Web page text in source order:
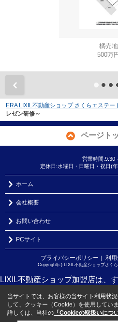
橘売地
500万
ERA LIXIL不動産ショップ さくらエステー
レゼン研修～
ページト
営業時間:9:30
定休日:水曜日・日曜日・祝日(
ホーム
会社概要
お問い合わせ
PCサイト
プライバシーポリシー ｜ 利
Copyright(c) LIXIL不動産ショップさく
LIXIL不動産ショップ加盟店は、
当サイトでは、お客様の当サイト利用状
して、クッキー（Cookie）を使用していま
詳しくは、当社の 「Cookieの取扱いにつ